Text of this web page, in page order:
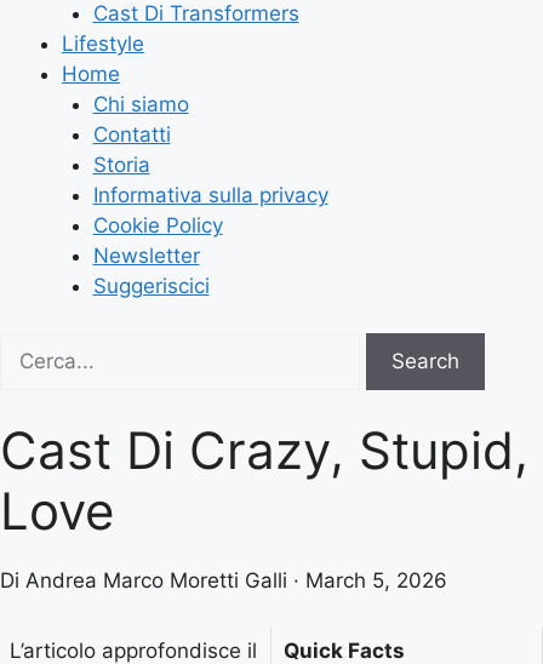
Cast Di Transformers
Lifestyle
Home
Chi siamo
Contatti
Storia
Informativa sulla privacy
Cookie Policy
Newsletter
Suggeriscici
for:
Search
Cast Di Crazy, Stupid,
Love
Di Andrea Marco Moretti Galli · March 5, 2026
L’articolo approfondisce il
Quick Facts